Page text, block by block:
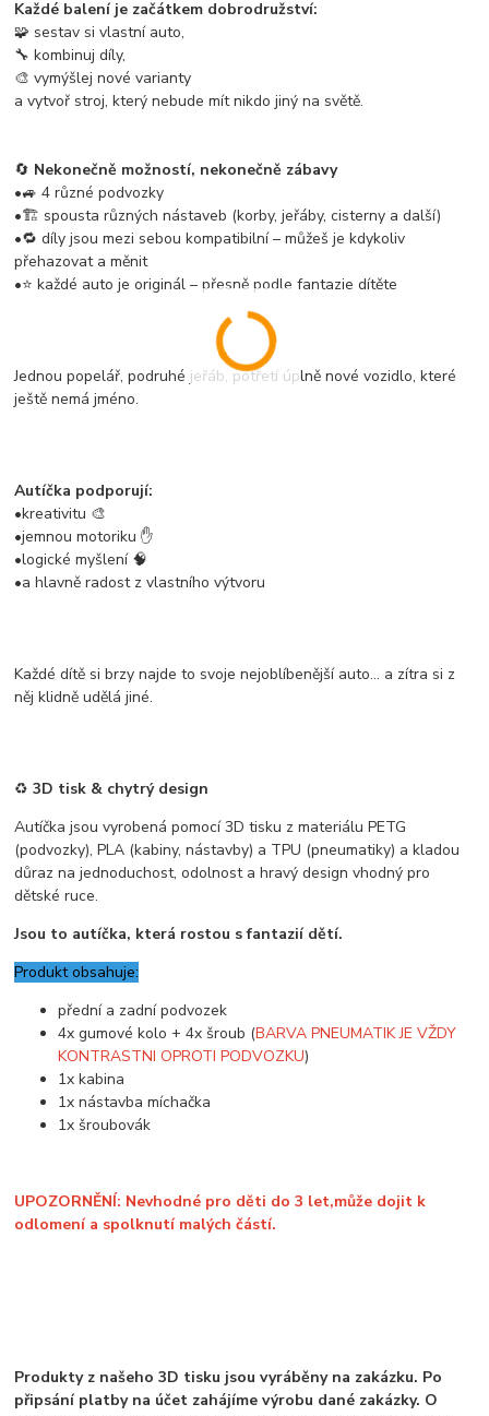
Každé balení je začátkem dobrodružství:
🧩 sestav si vlastní auto,
🔧 kombinuj díly,
🎨 vymýšlej nové varianty
a vytvoř stroj, který nebude mít nikdo jiný na světě.
🔄 Nekonečně možností, nekonečně zábavy
•🚙 4 různé podvozky
•🏗️ spousta různých nástaveb (korby, jeřáby, cisterny a další)
•🔁 díly jsou mezi sebou kompatibilní – můžeš je kdykoliv
přehazovat a měnit
•⭐ každé auto je originál – přesně podle fantazie dítěte
Jednou popelář, podruhé jeřáb, potřetí úplně nové vozidlo, které
ještě nemá jméno.
Autíčka podporují:
•kreativitu 🎨
•jemnou motoriku ✋
•logické myšlení 🧠
•a hlavně radost z vlastního výtvoru
Každé dítě si brzy najde to svoje nejoblíbenější auto… a zítra si z
něj klidně udělá jiné.
♻️3D tisk & chytrý design
Autíčka jsou vyrobená pomocí 3D tisku z materiálu PETG
(podvozky), PLA (kabiny, nástavby) a TPU (pneumatiky) a kladou
důraz na jednoduchost, odolnost a hravý design vhodný pro
dětské ruce.
Jsou to autíčka, která rostou s fantazií dětí.
Produkt obsahuje:
přední a zadní podvozek
4x gumové kolo + 4x šroub (BARVA PNEUMATIK JE VŽDY
KONTRASTNI OPROTI PODVOZKU)
1x kabina
1x nástavba míchačka
1x šroubovák
UPOZORNĚNÍ: Nevhodné pro děti do 3 let,může dojit k
odlomení a spolknutí malých částí.
Produkty z našeho 3D tisku jsou vyráběny na zakázku. Po
připsání platby na účet zahájíme výrobu dané zakázky. O